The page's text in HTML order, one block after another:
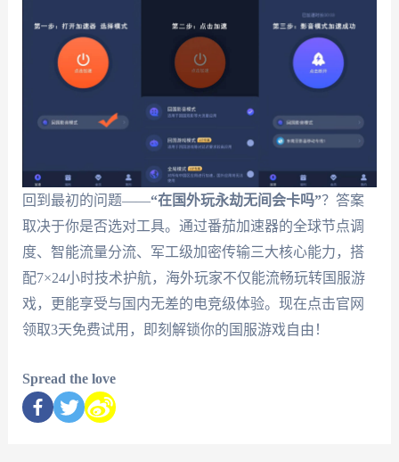
回到最初的问题——“在国外玩永劫无间会卡吗”？答案
取决于你是否选对工具。通过番茄加速器的全球节点调
度、智能流量分流、军工级加密传输三大核心能力，搭
配7×24小时技术护航，海外玩家不仅能流畅玩转国服游
戏，更能享受与国内无差的电竞级体验。现在点击官网
领取3天免费试用，即刻解锁你的国服游戏自由！
Spread the love